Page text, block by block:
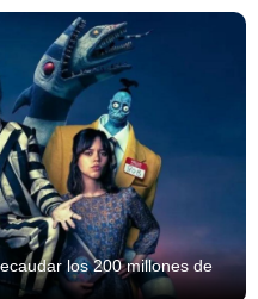
los 200 millones de